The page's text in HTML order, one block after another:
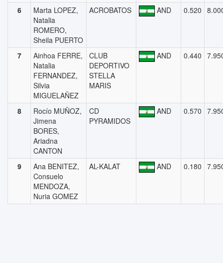
6
Marta LOPEZ,
Natalia
ROMERO,
Sheila PUERTO
ACROBATOS AND 0.520
7
Ainhoa FERRE,
Natalia
FERNANDEZ,
Silvia
MIGUELAÑEZ
CLUB
DEPORTIVO
STELLA
MARIS
AND 0.440
8
Rocío MUÑOZ,
Jimena
BORES,
Ariadna
CANTON
CD
PYRAMIDOS
AND 0.570
9
Ana BENITEZ,
Consuelo
MENDOZA,
Nuria GOMEZ
AL-KALAT AND 0.180